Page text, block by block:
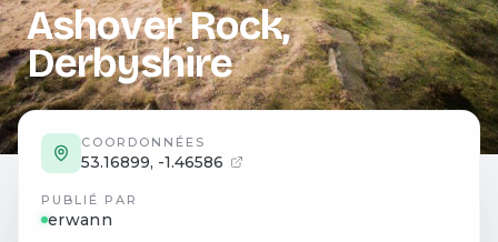
Ashover Rock,
Derbyshire
COORDONNÉES
53.16899, -1.46586
PUBLIÉ PAR
erwann